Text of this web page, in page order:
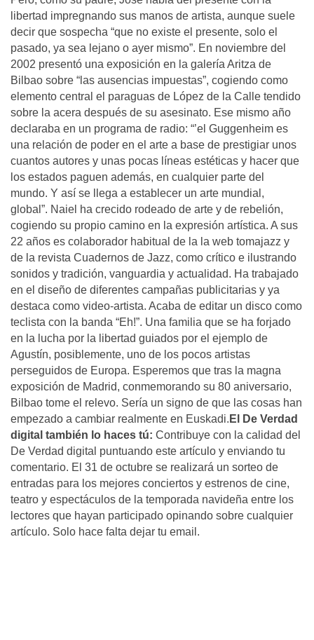
libertad impregnando sus manos de artista, aunque suele
decir que sospecha “que no existe el presente, solo el
pasado, ya sea lejano o ayer mismo”. En noviembre del
2002 presentó una exposición en la galería Aritza de
Bilbao sobre “las ausencias impuestas”, cogiendo como
elemento central el paraguas de López de la Calle tendido
sobre la acera después de su asesinato. Ese mismo año
declaraba en un programa de radio: “’el Guggenheim es
una relación de poder en el arte a base de prestigiar unos
cuantos autores y unas pocas líneas estéticas y hacer que
los estados paguen además, en cualquier parte del
mundo. Y así se llega a establecer un arte mundial,
global”. Naiel ha crecido rodeado de arte y de rebelión,
cogiendo su propio camino en la expresión artística. A sus
22 años es colaborador habitual de la la web tomajazz y
de la revista Cuadernos de Jazz, como crítico e ilustrando
sonidos y tradición, vanguardia y actualidad. Ha trabajado
en el diseño de diferentes campañas publicitarias y ya
destaca como video-artista. Acaba de editar un disco como
teclista con la banda “Eh!”. Una familia que se ha forjado
en la lucha por la libertad guiados por el ejemplo de
Agustín, posiblemente, uno de los pocos artistas
perseguidos de Europa. Esperemos que tras la magna
exposición de Madrid, conmemorando su 80 aniversario,
Bilbao tome el relevo. Sería un signo de que las cosas han
empezado a cambiar realmente en Euskadi. El De Verdad
digital también lo haces tú: Contribuye con la calidad del
De Verdad digital puntuando este artículo y enviando tu
comentario. El 31 de octubre se realizará un sorteo de
entradas para los mejores conciertos y estrenos de cine,
teatro y espectáculos de la temporada navideña entre los
lectores que hayan participado opinando sobre cualquier
artículo. Solo hace falta dejar tu email.